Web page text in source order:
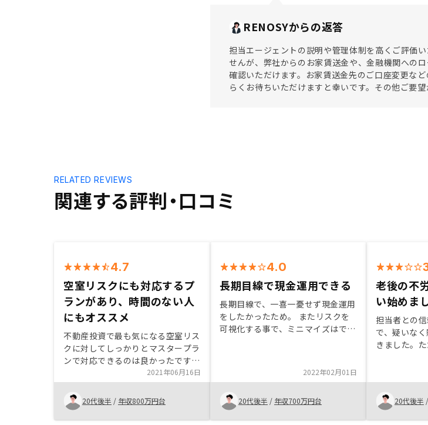
RENOSYからの返答
担当エージェントの説明や管理体制を高くご評価
せんが、弊社からのお家賃送金や、金融機関への
確認いただけます。お家賃送金先のご口座変更な
らくお待ちいただけますと幸いです。その他ご要
関連する評判・口コミ
RELATED REVIEWS
4.7
空室リスクにも対応するプ
ランがあり、時間のない人
にもオススメ
不動産投資で最も気になる空室リス
クに対してしっかりとマスタープラ
ンで対応できるのは良かったです。
普段そこまで投資先に注視する時間
のない人にもおすすめできます。
2021年06月16日
20代後半 / 年収800万円台
4.0
長期目線で現金運用できる
長期目線で、一喜一憂せず現金運用
をしたかったため。 またリスクを
可視化する事で、ミニマイズはでき
2022年02月01日
20代後半 / 年収700万円台
老後の不
い始めま
担当者との
で、疑いな
きました。
利の数値を
たことで分
に至りました
20代後半 /